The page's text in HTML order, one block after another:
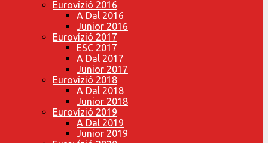
Eurovízió 2016
A Dal 2016
Junior 2016
Eurovízió 2017
ESC 2017
A Dal 2017
Junior 2017
Eurovízió 2018
A Dal 2018
Junior 2018
Eurovízió 2019
A Dal 2019
Junior 2019